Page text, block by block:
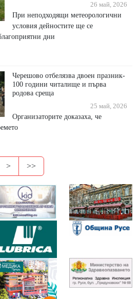
26 май, 2026
При неподходящи метеорологични
условия дейностите ще се
дни
Черешово отбелязва двоен празник-
100 години читалище и първа
родова среща
25 май, 2026
Организаторите доказаха, че
> >>